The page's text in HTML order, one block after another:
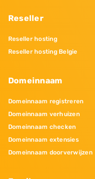
Reseller
Reseller hosting
Reseller hosting Belgie
Domeinnaam
Domeinnaam registreren
Domeinnaam verhuizen
Domeinnaam checken
Domeinnaam extensies
Domeinnaam doorverwijzen